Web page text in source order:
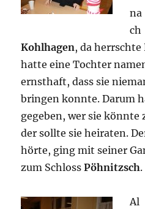
na
ch
Kohlhagen, da
hatte eine Tochter
ernsthaft, dass sie
bringen konnte. Darum
gegeben, wer sie könnte
der sollte sie heiraten.
hörte, ging mit seiner
zum SchlossPöhnitzsch.
Al